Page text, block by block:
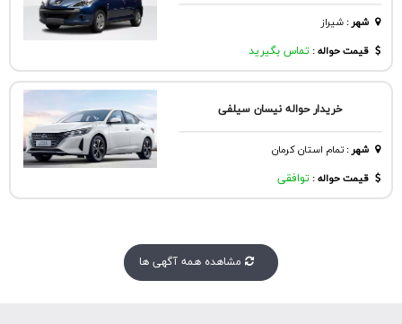
شهر:شيراز
قیمت حواله : تماس بگیرید
خریدار حواله نیسان سیلفی
شهر:تمام استان کرمان
قیمت حواله : توافقی
مشاهده همه آگهی ها